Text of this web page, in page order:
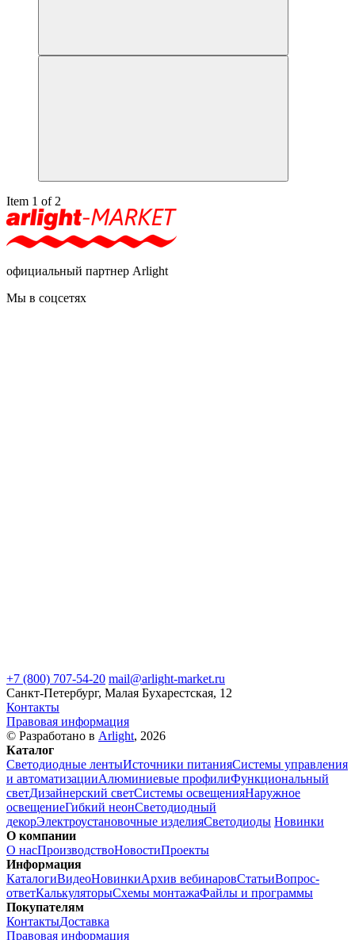
Item 1 of 2
официальный партнер Arlight
Мы в соцсетях
+7 (800) 707-54-20 mail@arlight-market.ru
Санкт-Петербург, Малая Бухарестская, 12
Контакты
Правовая информация
© Разработано в Arlight, 2026
Каталог
Светодиодные лентыИсточники питанияСистемы управления
и автоматизацииАлюминиевые профилиФункциональный
светДизайнерский светСистемы освещенияНаружное
освещениеГибкий неонСветодиодный
декорЭлектроустановочные изделияСветодиоды Новинки
О компании
О насПроизводствоНовостиПроекты
Информация
КаталогиВидеоНовинкиАрхив вебинаровСтатьиВопрос-
ответКалькуляторыСхемы монтажаФайлы и программы
Покупателям
КонтактыДоставка
Правовая информация